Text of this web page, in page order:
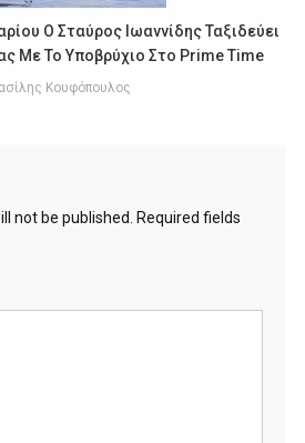
Ο Σταύρος Ιωαννίδης Ταξιδεύει
Με Το Υποβρύχιο Στο Prime Time
Κουφόπουλος
not be published.
Required fields